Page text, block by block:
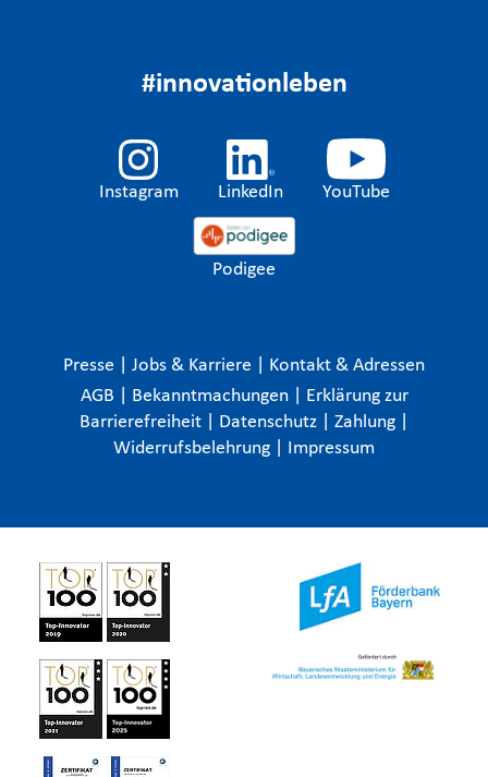
#innovationleben
Instagram LinkedIn YouTube
Podigee
Presse Jobs & Karriere
Kontakt & Adressen
AGB
Bekanntmachungen
Erklärung zur
Barrierefreiheit
Datenschutz Zahlung
Widerrufsbelehrung
Impressum